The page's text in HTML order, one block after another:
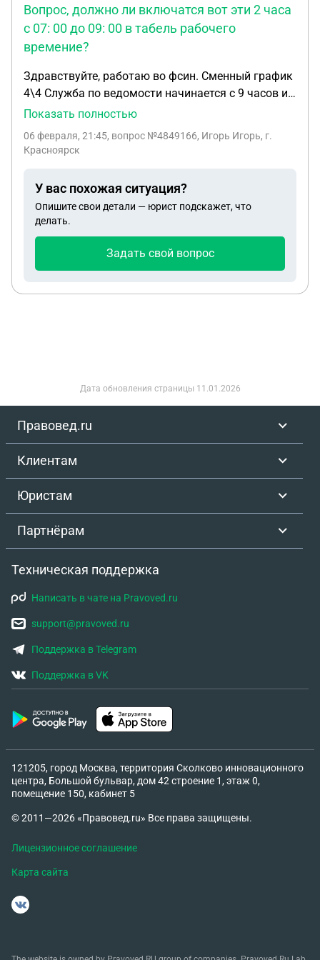
грозит
Вопрос, должно ли включатся вот эти 2 часа
с 07: 00 до 09: 00 в табель рабочего
времение?
Здравствуйте, работаю во фсин. Сменный график
4\4 Служба по ведомости начинается с 9 часов и
до 21.00 Прибываем к 07:00, знаю что установлен
за это, и что +10 дней к отпуску нам. Дается час
должно ли включатся вот эти 2 часа с 07:00 до
09:00 в табель рабочего времение?
Показать полностью
06 февраля, 21:45, вопрос №4849166, Игорь Игорь, г.
Красноярск
У вас похожая ситуация?
Опишите свои детали — юрист подскажет, что
делать.
Задать свой вопрос
Дата обновления страницы 11.01.2026
Правовед.ru
Клиентам
Юристам
Партнёрам
Техническая поддержка
Написать в чате на Pravoved.ru
support@pravoved.ru
Поддержка в Telegram
Поддержка в VK
121205, город Москва, территория Сколково инновационного
центра, Большой бульвар, дом 42 строение 1, этаж 0,
помещение 150, кабинет 5
© 2011—2026 «Правовед.ru» Все права защищены.
Лицензионное соглашение
Карта сайта